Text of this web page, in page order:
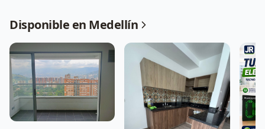
Disponible en Medellín